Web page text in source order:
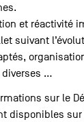
et réactivité
suivant
…
sur le
disponibles sur